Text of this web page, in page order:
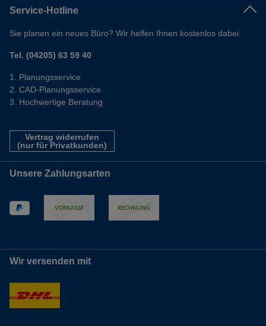
Service-Hotline
Sie planen ein neues Büro? Wir helfen Ihnen kostenlos dabei.
Tel. (04205) 63 59 40
Planungsservice
CAD-Planungsservice
Hochwertige Beratung
Vertrag widerrufen
(nur für Privatkunden)
Unsere Zahlungsarten
Wir versenden mit